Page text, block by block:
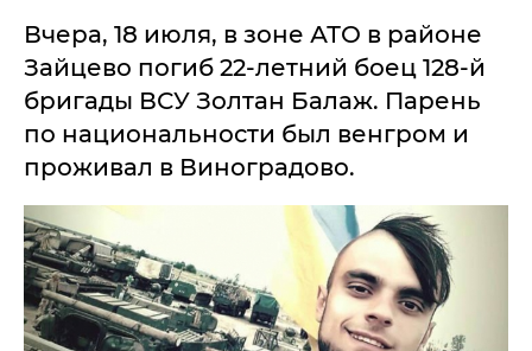
Вчера, 18 июля, в зоне АТО в районе
Зайцево погиб 22-летний боец 128-й
бригады ВСУ Золтан Балаж. Парень
по национальности был венгром и
проживал в Виноградово.